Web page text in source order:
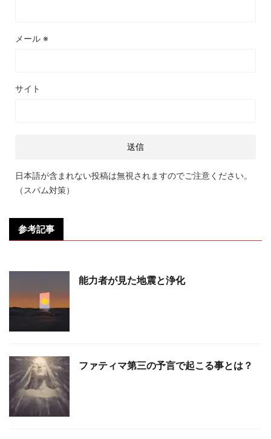
メール ※
サイト
日本語が含まれない投稿は無視されますのでご注意ください。
（スパム対策）
参考記事
能力者が見た地震と浄化
ファティマ第三の予言で起こる事とは？